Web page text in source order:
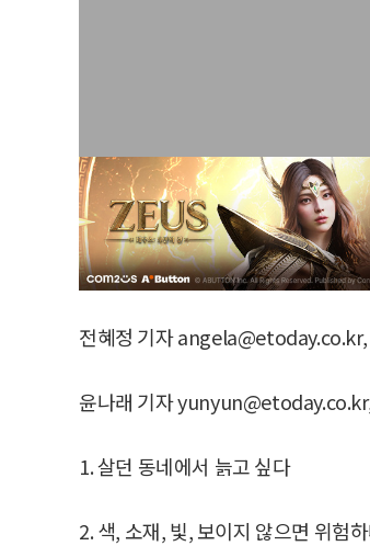
전혜정 기자
윤나래 기자
1. 살던 동네에서 늙고 싶다
2. 색, 소재, 빛, 보이지 않으면 위험